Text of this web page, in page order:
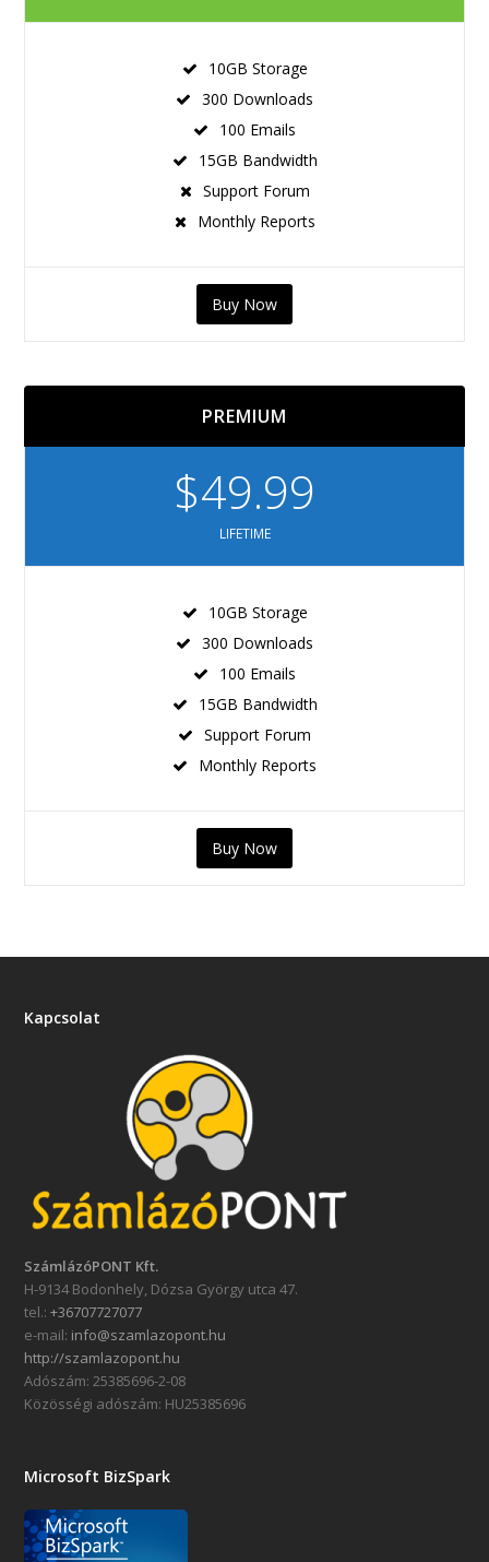
10GB Storage
300 Downloads
100 Emails
15GB Bandwidth
Support Forum
Monthly Reports
Buy Now
PREMIUM
$49.99
LIFETIME
10GB Storage
300 Downloads
100 Emails
15GB Bandwidth
Support Forum
Monthly Reports
Buy Now
Kapcsolat
SzámlázóPONT Kft.
H-9134 Bodonhely, Dózsa György utca 47.
tel.:+36707727077
e-mail: info@szamlazopont.hu
http://szamlazopont.hu
Adószám: 25385696-2-08
Közösségi adószám: HU25385696
Microsoft BizSpark